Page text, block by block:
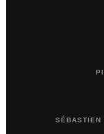
SÉBASTIEN